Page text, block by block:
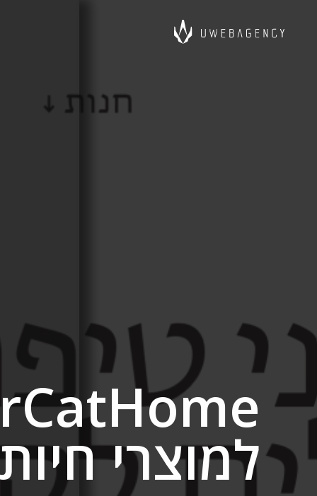
למוצרי